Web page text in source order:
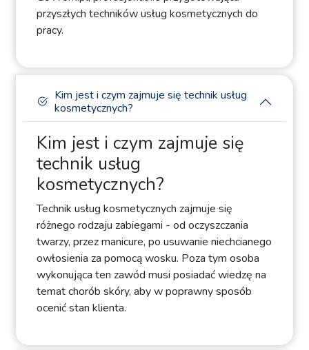
przyszłych techników usług kosmetycznych do
pracy.
Kim jest i czym zajmuje się technik usług
kosmetycznych?
Kim jest i czym zajmuje się
technik usług
kosmetycznych?
Technik usług kosmetycznych zajmuje się
różnego rodzaju zabiegami - od oczyszczania
twarzy, przez manicure, po usuwanie niechcianego
owłosienia za pomocą wosku. Poza tym osoba
wykonująca ten zawód musi posiadać wiedzę na
temat chorób skóry, aby w poprawny sposób
ocenić stan klienta.